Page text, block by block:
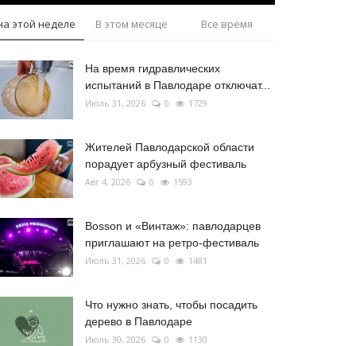
этой неделе В этом месяце Все время
На время гидравлических
испытаний в Павлодаре отключат...
Июль 31, 2026 0 1729
Жителей Павлодарской области
порадует арбузный фестиваль
Авг 4, 2026 0 1593
Bosson и «Винтаж»: павлодарцев
приглашают на ретро-фестиваль
Июль 31, 2026 0 1481
Что нужно знать, чтобы посадить
дерево в Павлодаре
Июль 30, 2026 0 1130